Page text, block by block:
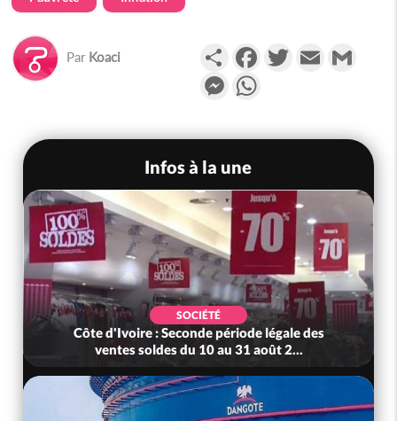
Par Koaci PartagerFacebookTwitterEmail
Messenger
Infos à la une
SOCIÉTÉ
Côte d'Ivoire : Seconde période légale des
ventes soldes du 10 au 31 août 2...